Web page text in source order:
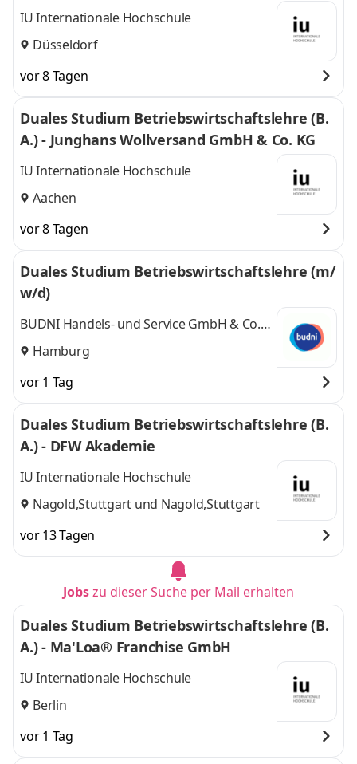
IU Internationale Hochschule
Düsseldorf
vor 8 Tagen
Duales Studium Betriebswirtschaftslehre (B.
A.) - Junghans Wollversand GmbH & Co. KG
IU Internationale Hochschule
Aachen
vor 8 Tagen
Duales Studium Betriebswirtschaftslehre (m/
w/d)
BUDNI Handels- und Service GmbH & Co.
KGHamburg
vor 1 Tag
Duales Studium Betriebswirtschaftslehre (B.
A.) - DFW Akademie
IU Internationale Hochschule
Nagold,Stuttgart und Nagold,Stuttgart
vor 13 Tagen
Jobszu dieser Suche per Mail erhalten
Duales Studium Betriebswirtschaftslehre (B.
A.) - Ma'Loa® Franchise GmbH
IU Internationale Hochschule
Berlin
vor 1 Tag